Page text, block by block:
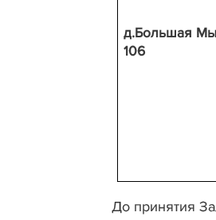
д.Большая
106
До принятия